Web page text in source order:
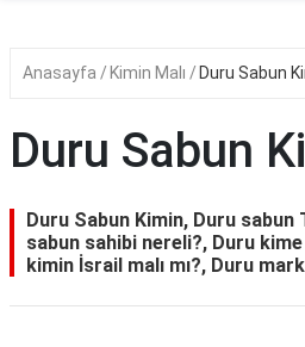
SAĞLIK
Anasayfa Kimin Malı Duru Sabun
Duru Sabun
Duru Sabun Kimin, Duru sabun
sabun sahibi nereli?, Duru kime
kimin İsrail malı mı?, Duru